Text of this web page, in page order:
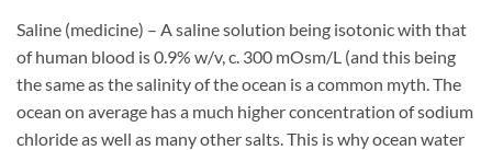
Saline (medicine) – A saline solution being isotonic with that
of human blood is 0.9% w/v, c. 300 mOsm/L (and this being
the same as the salinity of the ocean is a common myth. The
ocean on average has a much higher concentration of sodium
chloride as well as many other salts. This is why ocean water